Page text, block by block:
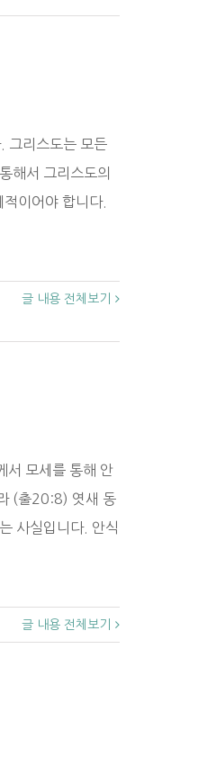
그리스도는 모든
해서 그리스도의
이어야 합니다.
글 내용 전체보기
서 모세를 통해 안
(출20:8) 엿새 동
사실입니다. 안식
글 내용 전체보기